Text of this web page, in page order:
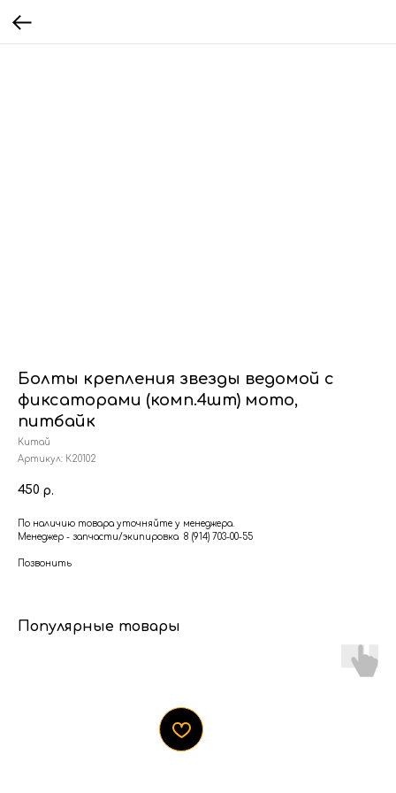
Болты крепления звезды ведомой с
фиксаторами (комп.4шт) мото,
питбайк
Китай
Артикул: К20102
450 р.
По наличию товара уточняйте у менеджера.
Менеджер - запчасти/экипировка 8 (914) 703-00-55
Позвонить
Популярные товары